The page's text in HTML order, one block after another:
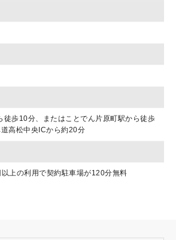
徒歩10分、またはことでん片原町駅から徒歩
高松中央ICから約20分
上の利用で契約駐車場が120分無料